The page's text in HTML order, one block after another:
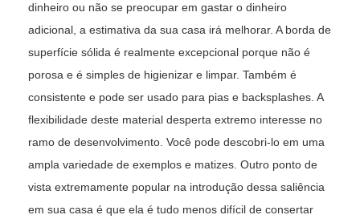
dinheiro ou não se preocupar em gastar o dinheiro
adicional, a estimativa da sua casa irá melhorar. A borda de
superfície sólida é realmente excepcional porque não é
porosa e é simples de higienizar e limpar. Também é
consistente e pode ser usado para pias e backsplashes. A
flexibilidade deste material desperta extremo interesse no
ramo de desenvolvimento. Você pode descobri-lo em uma
ampla variedade de exemplos e matizes. Outro ponto de
vista extremamente popular na introdução dessa saliência
em sua casa é que ela é tudo menos difícil de consertar